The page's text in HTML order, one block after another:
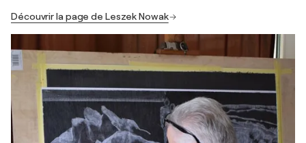
Découvrir la page de Leszek Nowak